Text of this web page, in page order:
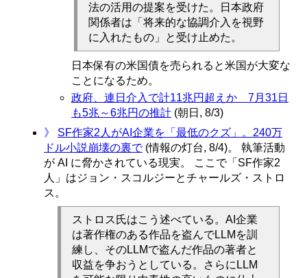
法の活用の提案を受けた。日本政府
関係者は「将来的な協調介入を視野
に入れたもの」と受け止めた。
日本保有の米国債を売られると米国が大変な
ことになるため。
政府、連日介入で計11兆円超えか 7月31日
も5兆～6兆円の推計 (朝日, 8/3)
》
SF作家2人がAI企業を「最低のクズ」。240万
ドル小説崩壊の裏で(情報の灯台, 8/4)。 執筆活動
が AI に脅かされている現実。 ここで「SF作家2
人」はジョン・スコルジーとチャールズ・ストロ
ス。
ストロス氏はこう述べている。AI企業
は著作権のある作品を盗んでLLMを訓
練し、そのLLMで盗んだ作品の著者と
収益を争おうとしている。さらにLLM